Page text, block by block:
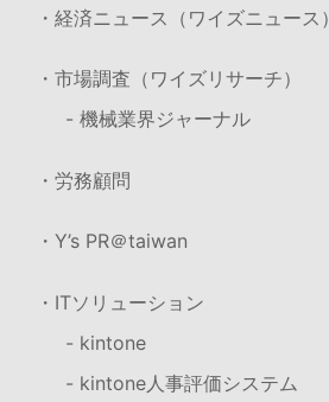
・経済ニュース（ワイズニュース）
・市場調査（ワイズリサーチ）
- 機械業界ジャーナル
・労務顧問
・Y’s PR＠taiwan
・ITソリューション
- kintone
- kintone人事評価システム